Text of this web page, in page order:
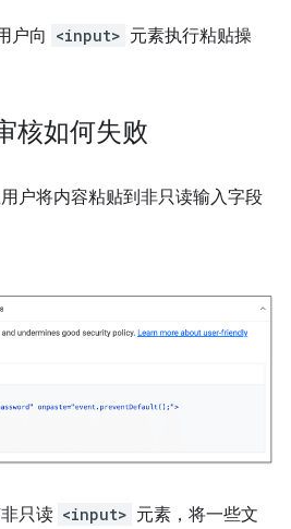
户向 <input> 元素执行粘贴操
核如何失败
户将内容粘贴到非只读输入字段
只读 <input> 元素，将一些文